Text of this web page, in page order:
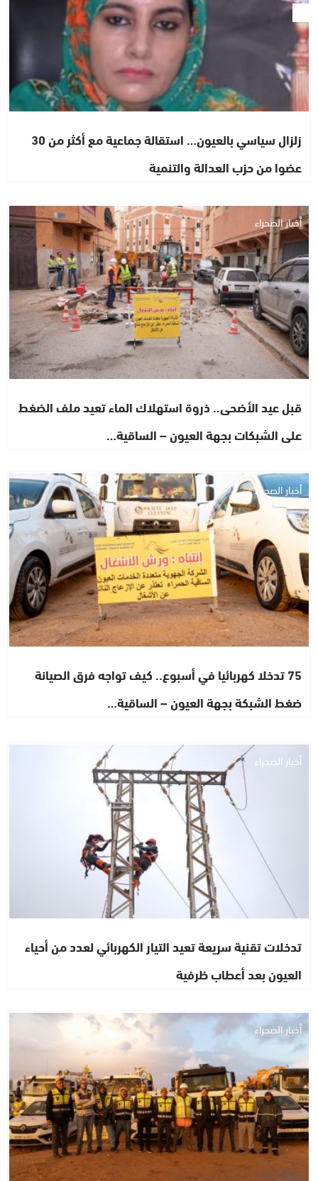
زلزال سياسي بالعيون… استقالة جماعية مع أكثر من 30
عضوا من حزب العدالة والتنمية
أخبار الصحراء
قبل عيد الأضحى.. ذروة استهلاك الماء تعيد ملف الضغط
على الشبكات بجهة العيون – الساقية…
أخبار الصحراء
75 تدخلا كهربائيا في أسبوع.. كيف تواجه فرق الصيانة
ضغط الشبكة بجهة العيون – الساقية…
أخبار الصحراء
تدخلات تقنية سريعة تعيد التيار الكهربائي لعدد من أحياء
العيون بعد أعطاب ظرفية
أخبار الصحراء